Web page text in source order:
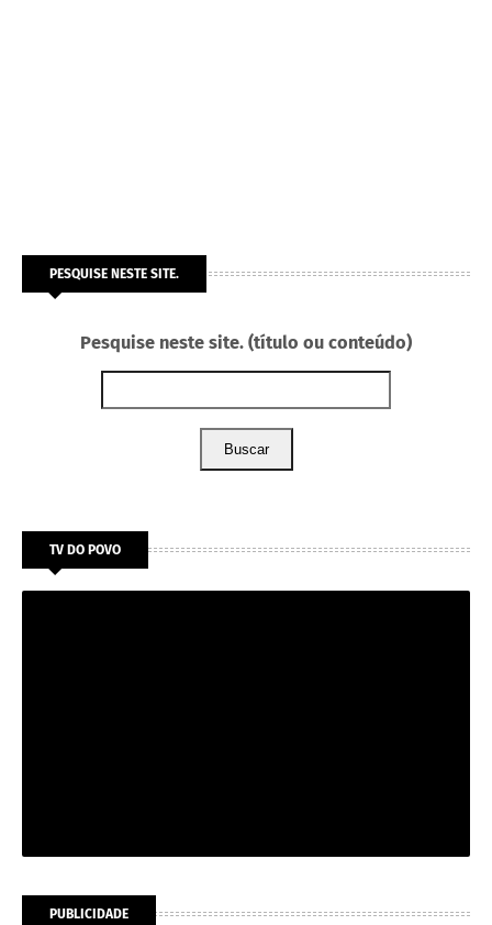
PESQUISE NESTE SITE.
Pesquise neste site. (título ou conteúdo)
Buscar
TV DO POVO
PUBLICIDADE